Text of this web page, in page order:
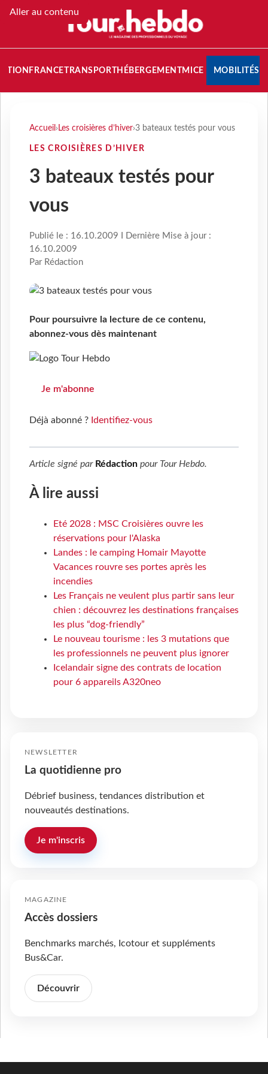
Aller au contenu
FRANCETRANSPORT HÉBERGEMENTMICE MOBILITÉS
Accueil › Les croisières d’hiver›3 bateaux testés pour vous
LES CROISIÈRES D’HIVER
3 bateaux testés pour
vous
Publié le : 16.10.2009 I Dernière Mise à jour :
16.10.2009
Par Rédaction
Pour poursuivre la lecture de ce contenu,
abonnez-vous dès maintenant
Je m'abonne
Déjà abonné ? Identifiez-vous
Article signé par Rédaction pour Tour Hebdo.
À lire aussi
Eté 2028 : MSC Croisières ouvre les
réservations pour l'Alaska
Landes : le camping Homair Mayotte
Vacances rouvre ses portes après les
incendies
Les Français ne veulent plus partir sans leur
chien : découvrez les destinations françaises
les plus “dog-friendly”
Le nouveau tourisme : les 3 mutations que
les professionnels ne peuvent plus ignorer
Icelandair signe des contrats de location
pour 6 appareils A320neo
NEWSLETTER
La quotidienne pro
Débrief business, tendances distribution et
nouveautés destinations.
Je m'inscris
MAGAZINE
Accès dossiers
Benchmarks marchés, Icotour et suppléments
Bus&Car.
Découvrir